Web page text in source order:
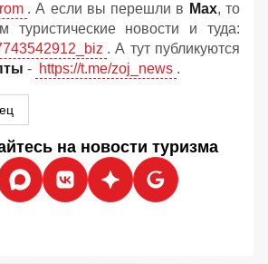
. А если вы перешли в Мах, то
туристические новости и туда:
. А тут публикуются
- https://t.me/zoj_news .
на новости туризма